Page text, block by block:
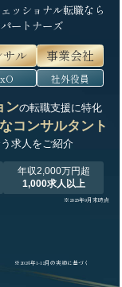
ッショナル転職なら
ートナーズ
ル 事業会社
社外役員
ンの転職支援に特化
コンサルタント
求人をご紹介
年収2,000万円超
1,000求人以上
※2025年9月末時点
※2024年1-12月の実績に基づく